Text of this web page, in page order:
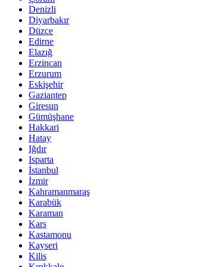
Denizli
Diyarbakır
Düzce
Edirne
Elazığ
Erzincan
Erzurum
Eskişehir
Gaziantep
Giresun
Gümüşhane
Hakkari
Hatay
Iğdır
Isparta
İstanbul
İzmir
Kahramanmaraş
Karabük
Karaman
Kars
Kastamonu
Kayseri
Kilis